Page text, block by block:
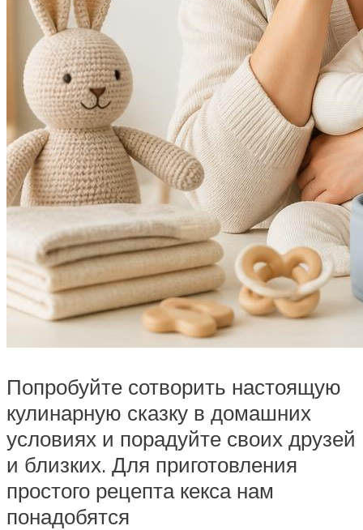
Попробуйте сотворить настоящую
кулинарную сказку в домашних
условиях и порадуйте своих друзей
и близких. Для приготовления
простого рецепта кекса нам
понадобятся